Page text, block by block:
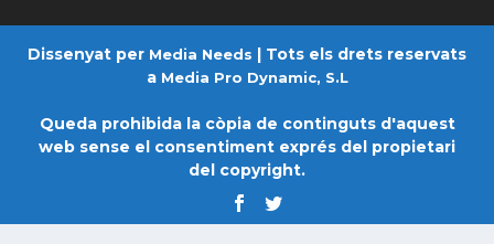
Dissenyat per Media Needs
| Tots els drets reservats
a Media Pro Dynamic, S.L
Queda prohibida la còpia de continguts d'aquest
web sense el consentiment exprés del propietari
del copyright.